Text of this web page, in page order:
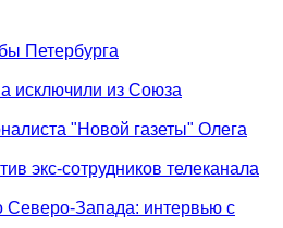
Петербурга
исключили из Союза
"Новой газеты" Олега
экс-сотрудников телеканала
Северо-Запада: интервью с